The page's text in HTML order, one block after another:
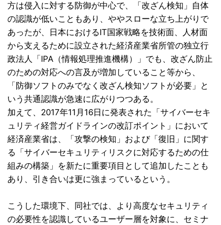
方は侵入に対する防御が中心で、「改ざん検知」自体
の認識が低いこともあり、ややスローな立ち上がりで
あったが、日本におけるIT国家戦略を技術面、人材面
から支えるために設立された経済産業省所管の独立行
政法人「IPA（情報処理推進機構）」でも、改ざん防止
のための対応への言及が増加していること等から、
「防御ソフトのみでなく改ざん検知ソフトが必要」と
いう共通認識が急速に広がりつつある。
加えて、2017年11月16日に発表された「サイバーセキ
ュリティ経営ガイドラインの改訂ポイント」において
経済産業省は、「攻撃の検知」および「復旧」に関す
る「サイバーセキュリティリスクに対応するための仕
組みの構築」を新たに重要項目として追加したことも
あり、引き合いは更に強まっているという。
こうした環境下、同社では、より高度なセキュリティ
の必要性を認識しているユーザー層を対象に、セミナ